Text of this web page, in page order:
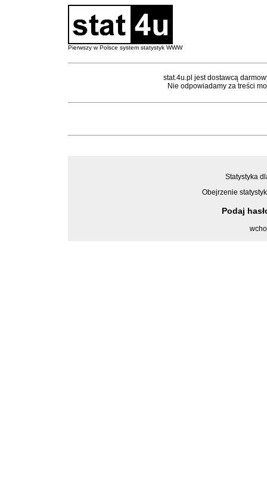
Pierwszy w Polsce system statystyk WWW
stat.4u.pl jest dostawcą
Nie odpowiadamy za treści
Statystyka
Obejrzenie
Podaj